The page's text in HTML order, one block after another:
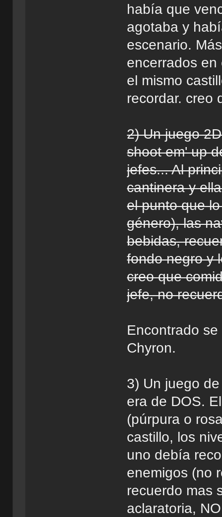
había que
agotaba y
escenario.
encerrados
el mismo
recordar. creo
2) Un juego
shoot em' up
jefes... Al
cantinera y
el punto que
género), las
bebidas,
fondo negro y
creo que
jefe, no
Encontrado
Chyron.
3) Un juego
era de DOS.
(púrpura o
castillo, los
uno debía
enemigos (no
recuerdo mas
aclaratoria,